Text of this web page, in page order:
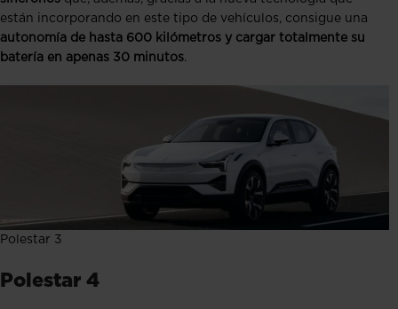
están incorporando en este tipo de vehículos, consigue una
autonomía de hasta 600 kilómetros y cargar totalmente su
batería en apenas 30 minutos.
Polestar 3
Polestar 4